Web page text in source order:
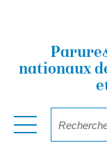
nationaux